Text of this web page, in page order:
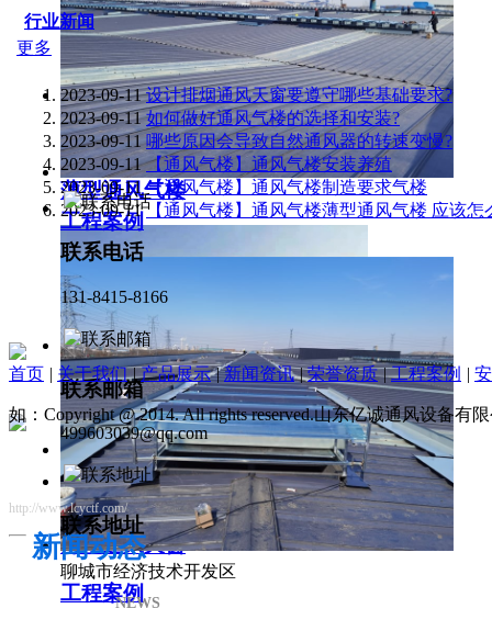
薄型通风气楼
薄型通风天窗
工程案例
工程案例
行业新闻
更多
2023-09-11 设计排烟通风天窗要遵守哪些基础要求?
2023-09-11 如何做好通风气楼的选择和安装?
2023-09-11 哪些原因会导致自然通风器的转速变慢?
2023-09-11 【通风气楼】通风气楼安装养殖
2023-09-11 【通风气楼】通风气楼制造要求气楼
2023-09-11 【通风气楼】通风气楼薄型通风气楼 应该怎
新闻动态
NEWS
联系电话
131-8415-8166
联系邮箱
499603039@qq.com
联系地址
聊城市经济技术开发区
http://www.lcyctf.com/
首页 | 关于我们 | 产品展示 | 新闻资讯 | 荣誉资质 | 工程案例 |
如：Copyright @ 2014. All rights reserved.山东亿诚通风设备有